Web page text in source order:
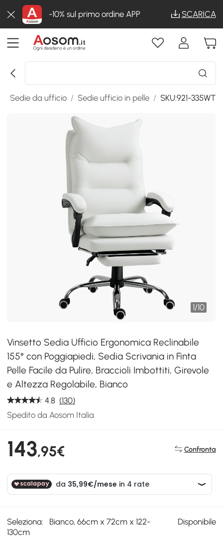
-10% sul primo ordine APP SCARICA
Sedie da ufficio / Sedie ufficio in pelle / SKU:921-335WT
1/10
Vinsetto Sedia Ufficio Ergonomica Reclinabile
155° con Poggiapiedi, Sedia Scrivania in Finta
Pelle Facile da Pulire, Braccioli Imbottiti, Girevole
e Altezza Regolabile, Bianco
4.8 (130)
Spedito da Aosom Italia
143,95€ Confronta
Seleziona:
Bianco, 66cm x 72cm x 122-
130cm
Disponibile